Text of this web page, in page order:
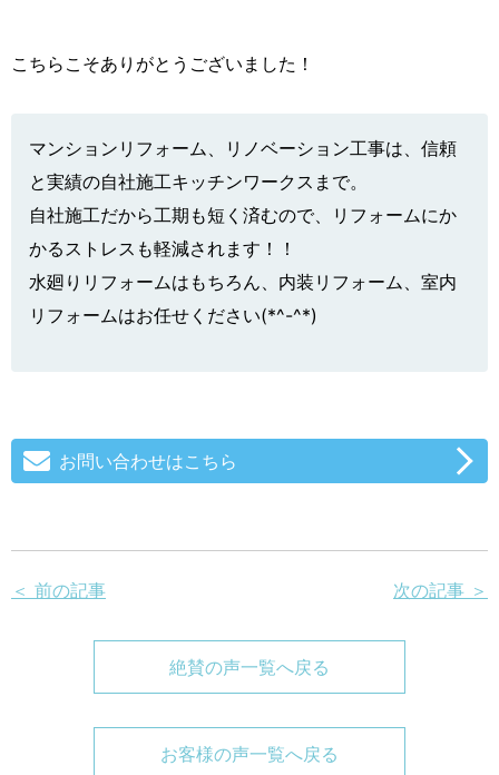
こちらこそありがとうございました！
マンションリフォーム、リノベーション工事は、信頼
と実績の自社施工キッチンワークスまで。
自社施工だから工期も短く済むので、リフォームにか
かるストレスも軽減されます！！
水廻りリフォームはもちろん、内装リフォーム、室内
リフォームはお任せください(*^-^*)
お問い合わせはこちら
＜ 前の記事 次の記事 ＞
絶賛の声一覧へ戻る
お客様の声一覧へ戻る